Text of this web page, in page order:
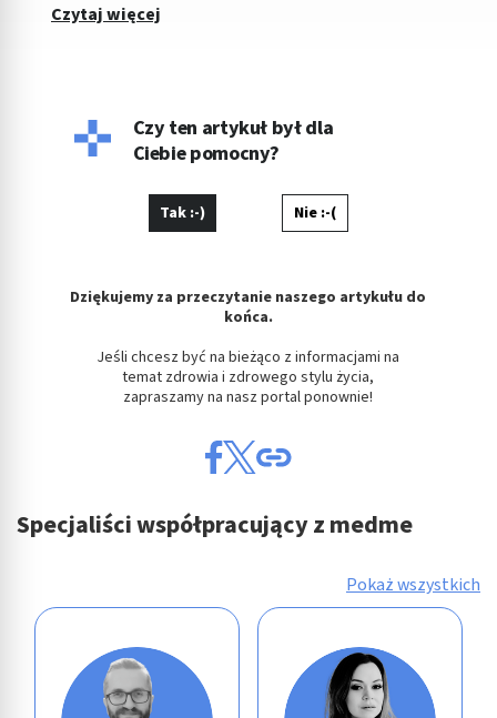
Czytaj więcej
Czy ten artykuł był dla
Ciebie pomocny?
Tak :-) Nie :-(
Dziękujemy za przeczytanie naszego artykułu do
końca.
Jeśli chcesz być na bieżąco z informacjami na
temat zdrowia i zdrowego stylu życia,
zapraszamy na nasz portal ponownie!
Specjaliści współpracujący z medme
Pokaż wszystkich